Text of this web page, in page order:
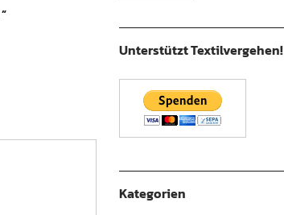
”
Unterstützt Textilvergehen!
Kategorien